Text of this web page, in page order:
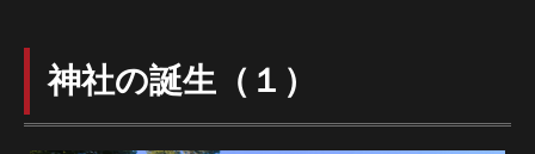
神社の誕生（１）